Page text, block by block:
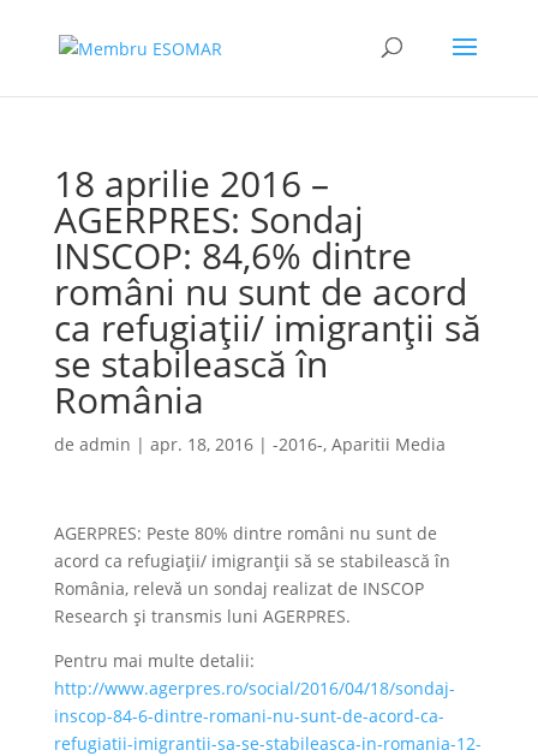
18 aprilie 2016 –
AGERPRES: Sondaj
INSCOP: 84,6% dintre
români nu sunt de acord
ca refugiații/ imigranții să
se stabilească în
România
de admin | apr. 18, 2016| -2016-, Aparitii Media
AGERPRES: Peste 80% dintre români nu sunt de
acord ca refugiații/ imigranții să se stabilească în
România, relevă un sondaj realizat de INSCOP
Research și transmis luni AGERPRES.
Pentru mai multe detalii:
http://www.agerpres.ro/social/2016/04/18/sondaj-
inscop-84-6-dintre-romani-nu-sunt-de-acord-ca-
refugiatii-imigrantii-sa-se-stabileasca-in-romania-12-